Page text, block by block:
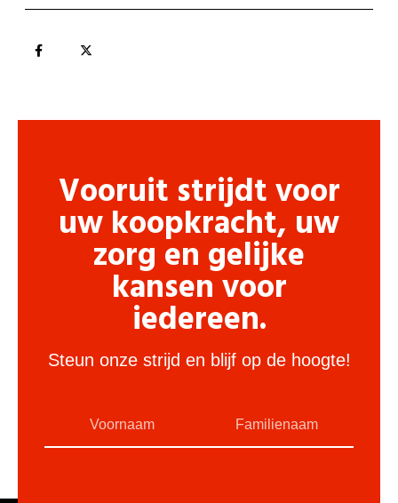
Vooruit strijdt voor
uw koopkracht, uw
zorg en gelijke
kansen voor
iedereen.
Steun onze strijd en blijf op de hoogte!